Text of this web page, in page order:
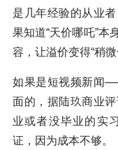
是几年经验的从业
果知道“天价哪吒”本
容，让溢价变得“稍微
如果是短视频新闻
面的，据陆玖商业
业或者没毕业的实
证，因为成本不够。